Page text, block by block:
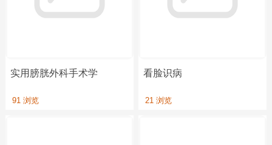
实用膀胱外科手术学
91 浏览
看脸识病
21 浏览